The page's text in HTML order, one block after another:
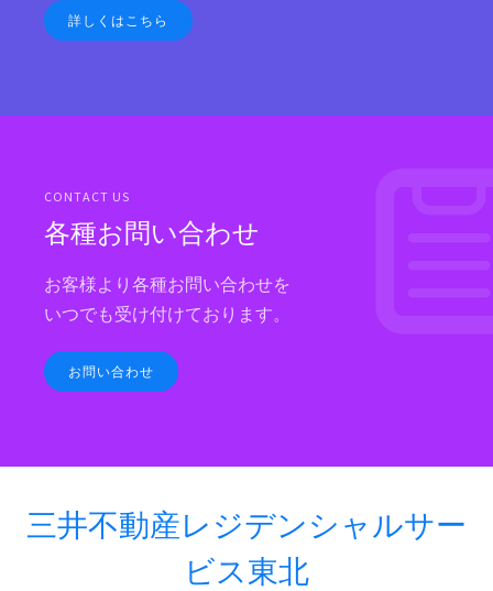
詳しくはこちら
CONTACT US
各種お問い合わせ
お客様より各種お問い合わせを
いつでも受け付けております。
お問い合わせ
三井不動産レジデンシャルサー
ビス東北